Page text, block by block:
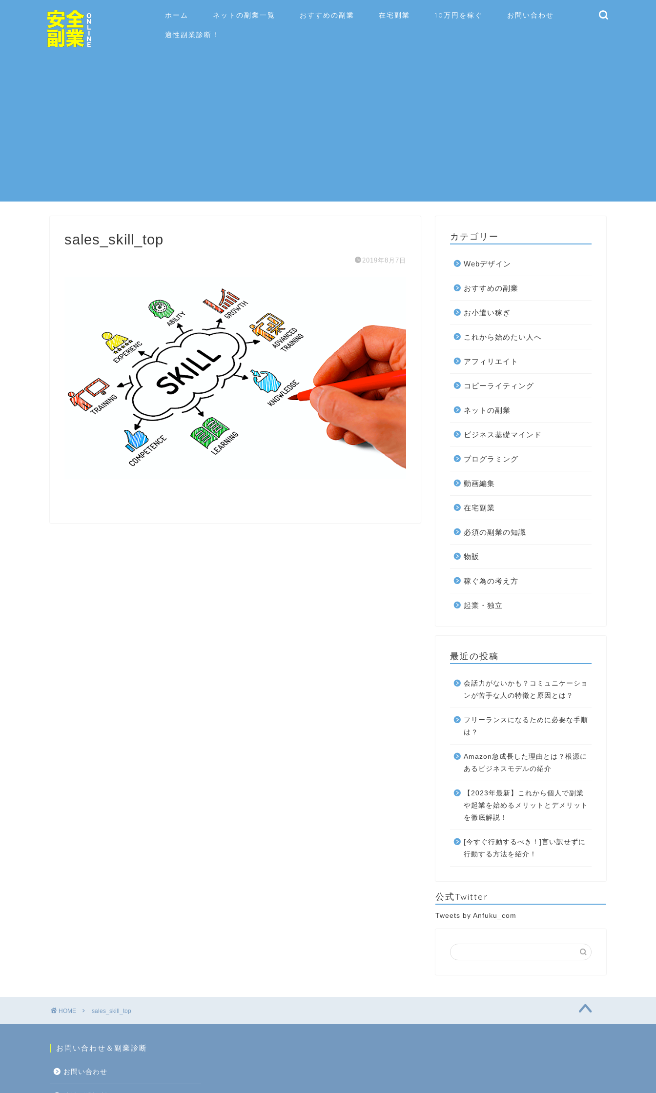
ホーム ネットの副業一覧 おすすめの副業 在宅副業 10万円を稼ぐ お問い合わせ
適性副業診断！
sales_skill_top
2019年8月7日
カテゴリー
Webデザイン
おすすめの副業
お小遣い稼ぎ
これから始めたい人へ
アフィリエイト
コピーライティング
ネットの副業
ビジネス基礎マインド
プログラミング
動画編集
在宅副業
必須の副業の知識
物販
稼ぐ為の考え方
起業・独立
最近の投稿
会話力がないかも？コミュニケーショ
ンが苦手な人の特徴と原因とは？
フリーランスになるために必要な手順
は？
Amazon急成長した理由とは？根源に
あるビジネスモデルの紹介
【2023年最新】これから個人で副業
や起業を始めるメリットとデメリット
を徹底解説！
[今すぐ行動するべき！]言い訳せずに
行動する方法を紹介！
公式Twitter
Tweets by Anfuku_com
HOME sales_skill_top
お問い合わせ＆副業診断
お問い合わせ